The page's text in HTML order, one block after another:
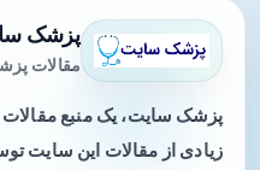
پزشک
مقالات
پزشک سایت، یک منبع
زیادی از مقالات این سایت